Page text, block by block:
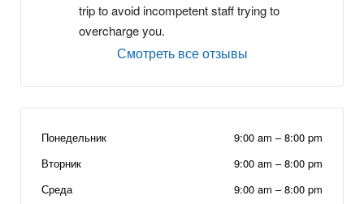
trip to avoid incompetent staff trying to
overcharge you.
Смотреть все отзывы
Понедельник 9:00 am –8:00 pm
Вторник
9:00 am –8:00 pm
Среда
9:00 am –8:00 pm